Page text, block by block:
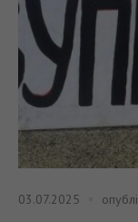
03.07.2025